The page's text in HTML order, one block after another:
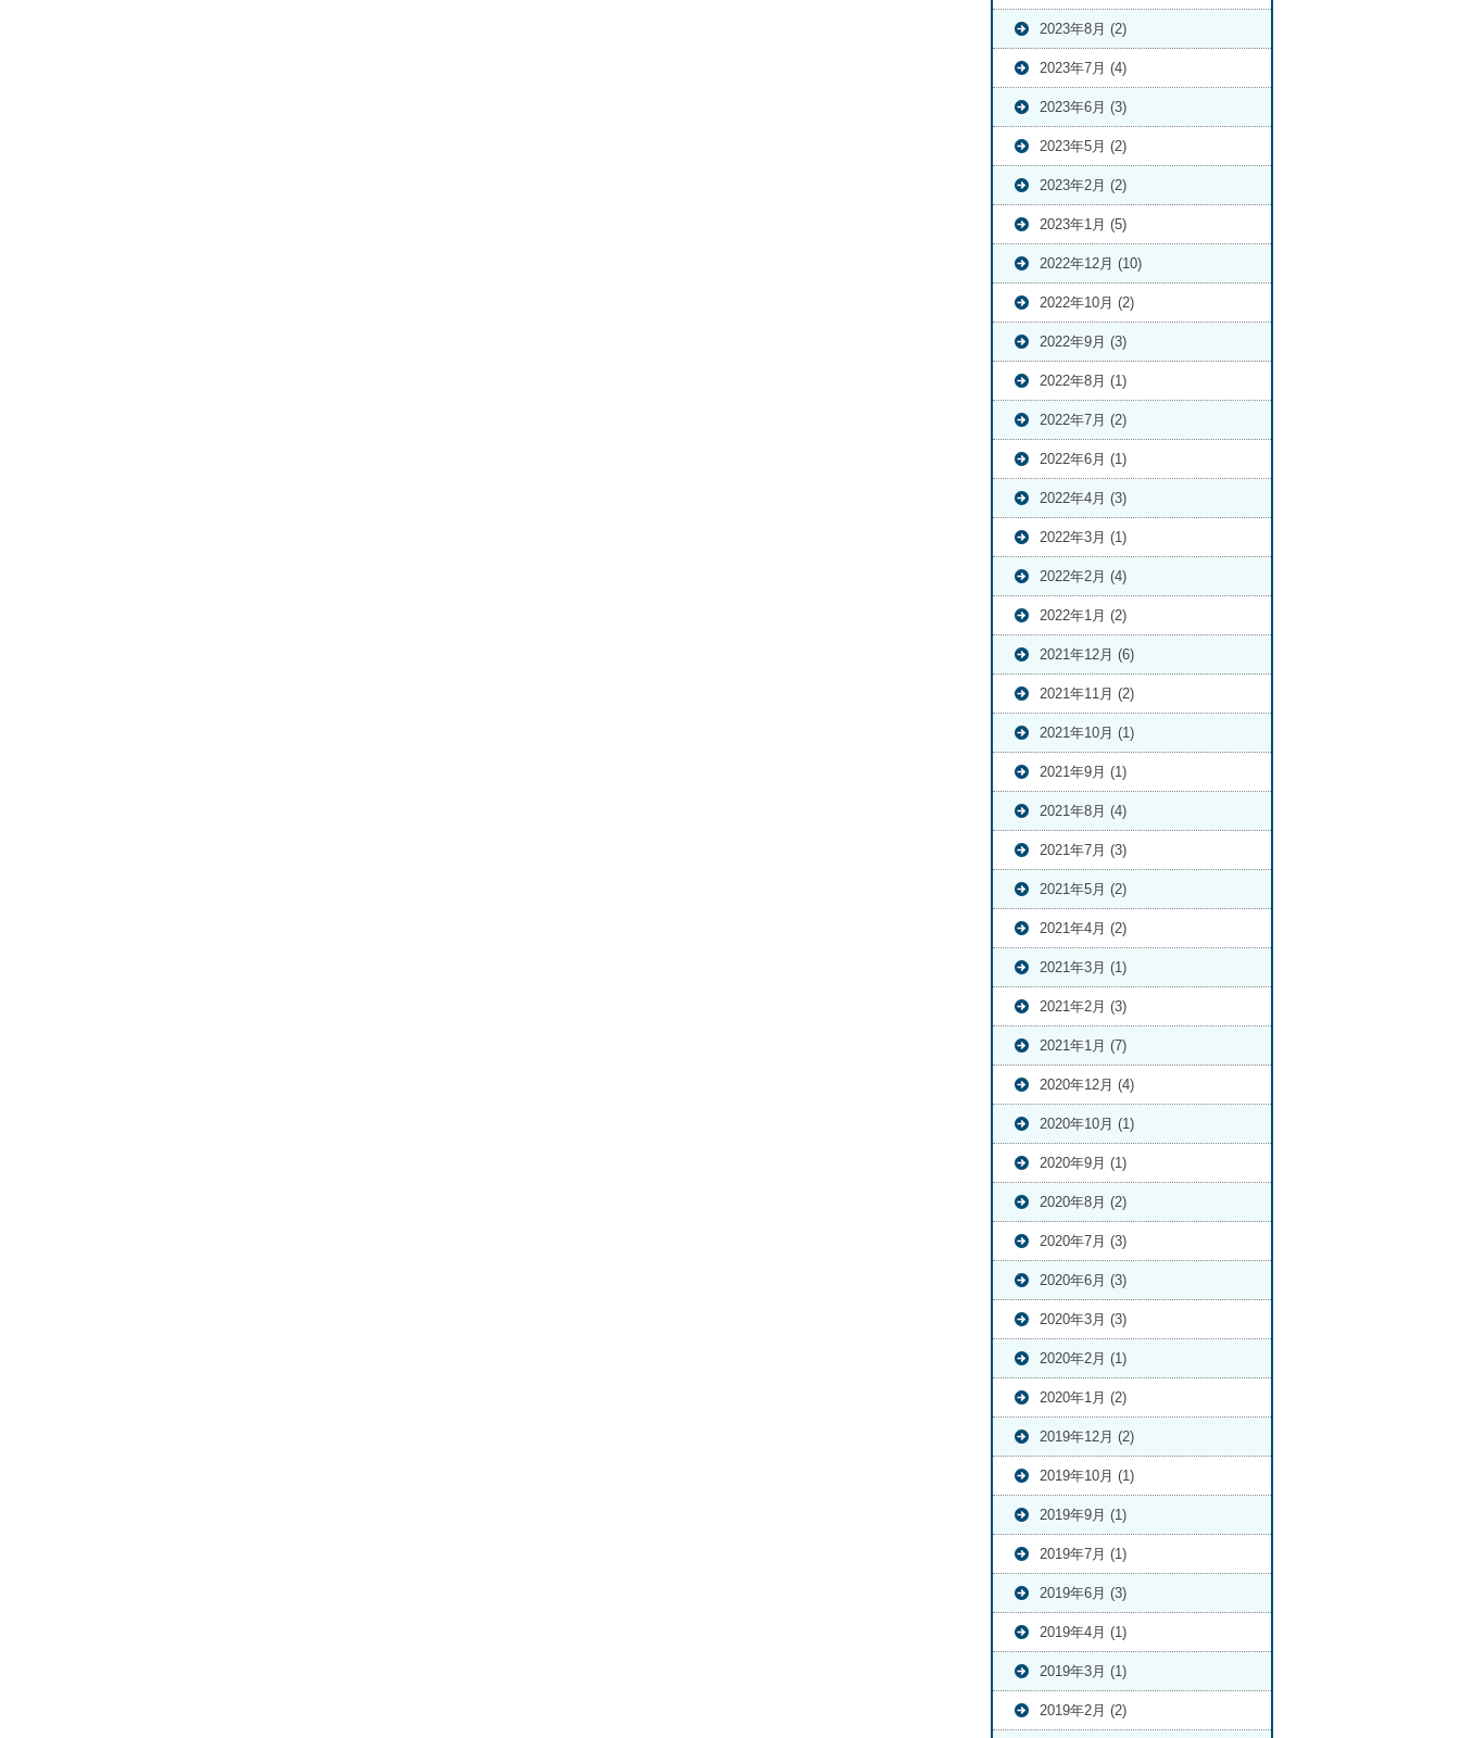
2023年8月 (2)
2023年7月 (4)
2023年6月 (3)
2023年5月 (2)
2023年2月 (2)
2023年1月 (5)
2022年12月 (10)
2022年10月 (2)
2022年9月 (3)
2022年8月 (1)
2022年7月 (2)
2022年6月 (1)
2022年4月 (3)
2022年3月 (1)
2022年2月 (4)
2022年1月 (2)
2021年12月 (6)
2021年11月 (2)
2021年10月 (1)
2021年9月 (1)
2021年8月 (4)
2021年7月 (3)
2021年5月 (2)
2021年4月 (2)
2021年3月 (1)
2021年2月 (3)
2021年1月 (7)
2020年12月 (4)
2020年10月 (1)
2020年9月 (1)
2020年8月 (2)
2020年7月 (3)
2020年6月 (3)
2020年3月 (3)
2020年2月 (1)
2020年1月 (2)
2019年12月 (2)
2019年10月 (1)
2019年9月 (1)
2019年7月 (1)
2019年6月 (3)
2019年4月 (1)
2019年3月 (1)
2019年2月 (2)